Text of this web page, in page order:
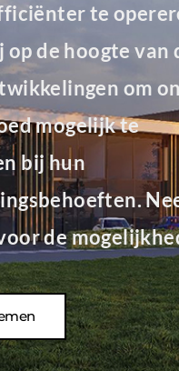
te
op de hoogte van
om
mogelijk te
bij hun
de